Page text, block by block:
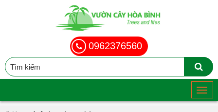
0962376560